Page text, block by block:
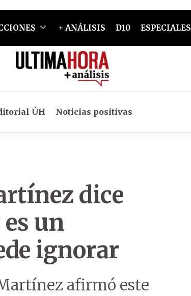
+ ANÁLISIS D10 ESPECIALES
ÚH Noticias positivas
dice
un
ignorar
afirmó este